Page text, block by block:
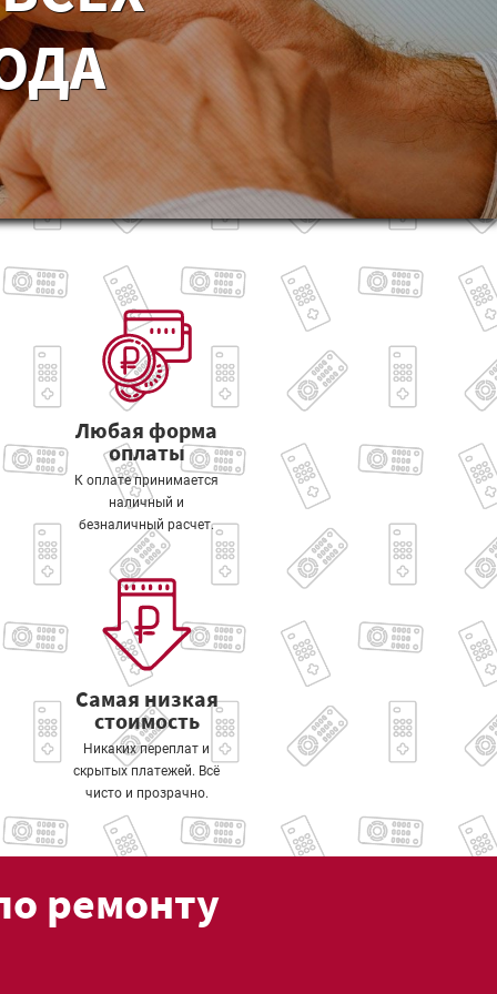
Любая форма
оплаты
К оплате принимается
наличный и
безналичный расчет.
Самая низкая
стоимость
Никаких переплат и
скрытых платежей. Всё
чисто и прозрачно.
ремонту